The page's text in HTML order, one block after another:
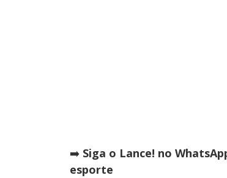
➡️ Siga o Lance! no
esporte